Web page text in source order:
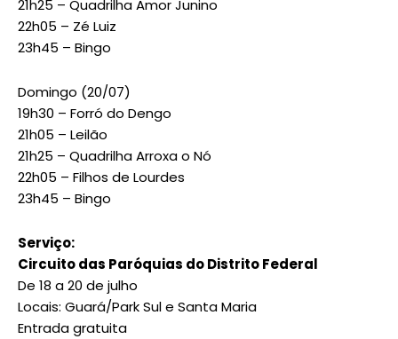
21h25 – Quadrilha Amor Junino
22h05 – Zé Luiz
23h45 – Bingo
Domingo (20/07)
19h30 – Forró do Dengo
21h05 – Leilão
21h25 – Quadrilha Arroxa o Nó
22h05 – Filhos de Lourdes
23h45 – Bingo
Serviço:
Circuito das Paróquias do Distrito Federal
De 18 a 20 de julho
Locais: Guará/Park Sul e Santa Maria
Entrada gratuita